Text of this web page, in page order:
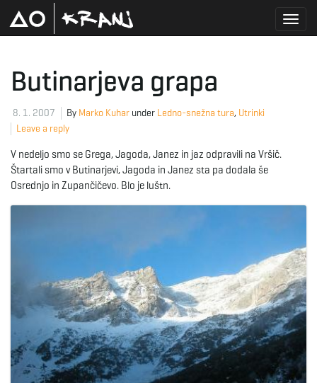
l
Butinarjeva grapa
8. 1. 2007 By Marko Kuhar under Ledno-snežna tura, Utrinki
Leave a reply
V nedeljo smo se Grega, Jagoda, Janez in jaz odpravili na Vršič.
Štartali smo v Butinarjevi, Jagoda in Janez sta pa dodala še
Osrednjo in Zupančičevo. Blo je luštn.